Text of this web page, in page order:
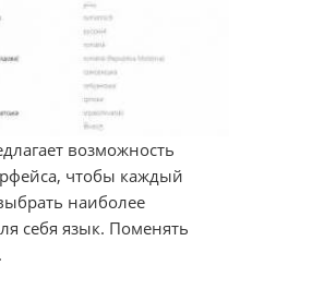
возможность
чтобы каждый
наиболее
себя язык. Поменять